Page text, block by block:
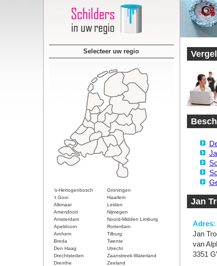
Selecteer uw regio
's-Hertogenbosch
Groningen
't Gooi
Haarlem
Alkmaar
Leiden
Amersfoort
Nijmegen
Amsterdam
Noord-Midden Limburg
Apeldoorn
Rotterdam
Arnhem
Tilburg
Breda
Twente
Den Haag
Utrecht
Drechtsteden
Zaanstreek-Waterland
Drenthe
Zeeland
Jan
Adres:
Jan
van
3351